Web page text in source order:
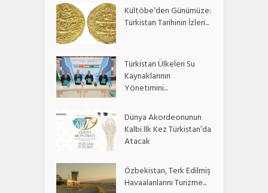
Kültöbe’den Günümüze:
Türkistan Tarihinin İzleri...
Türkistan Ülkeleri Su
Kaynaklarının
Yönetimini...
Dünya Akordeonunun
Kalbi Ilk Kez Türkistan’da
Atacak
Özbekistan, Terk Edilmiş
Havaalanlarını Turizme...